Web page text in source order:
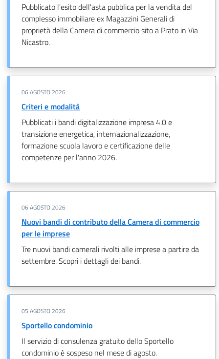
Pubblicato l'esito dell'asta pubblica per la vendita del
complesso immobiliare ex Magazzini Generali di
proprietà della Camera di commercio sito a Prato in Via
Nicastro.
06 AGOSTO 2026
Criteri e modalità
Pubblicati i bandi digitalizzazione impresa 4.0 e
transizione energetica, internazionalizzazione,
formazione scuola lavoro e certificazione delle
competenze per l'anno 2026.
06 AGOSTO 2026
Nuovi bandi di contributo della Camera di commercio
per le imprese
Tre nuovi bandi camerali rivolti alle imprese a partire da
settembre. Scopri i dettagli dei bandi.
05 AGOSTO 2026
Sportello condominio
Il servizio di consulenza gratuito dello Sportello
condominio è sospeso nel mese di agosto.